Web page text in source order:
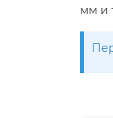
мм и